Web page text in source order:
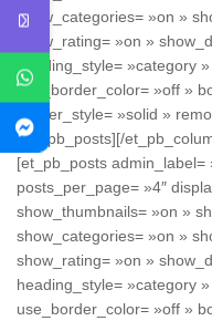
show_categories= »on »
show_rating= »on »
heading_style= »category
use_border_color= »off »
border_style= »solid »
[/et_pb_posts][/
[et_pb_posts admin_label=
posts_per_page= »4″
show_thumbnails= »on »
show_categories= »on »
show_rating= »on »
heading_style= »category
use_border_color= »off »